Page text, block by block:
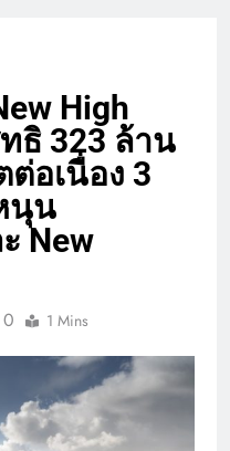
High
ธิ 323 ล้าน
ต่อเนื่อง 3
นุน
New
0 1 Mins